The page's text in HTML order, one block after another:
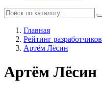
Главная
Рейтинг разработчиков
Артём Лёсин
Артём Лёсин